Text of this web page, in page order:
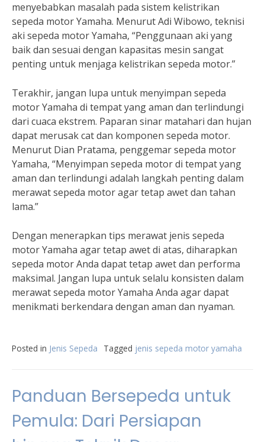
menyebabkan masalah pada sistem kelistrikan
sepeda motor Yamaha. Menurut Adi Wibowo, teknisi
aki sepeda motor Yamaha, “Penggunaan aki yang
baik dan sesuai dengan kapasitas mesin sangat
penting untuk menjaga kelistrikan sepeda motor.”
Terakhir, jangan lupa untuk menyimpan sepeda
motor Yamaha di tempat yang aman dan terlindungi
dari cuaca ekstrem. Paparan sinar matahari dan hujan
dapat merusak cat dan komponen sepeda motor.
Menurut Dian Pratama, penggemar sepeda motor
Yamaha, “Menyimpan sepeda motor di tempat yang
aman dan terlindungi adalah langkah penting dalam
merawat sepeda motor agar tetap awet dan tahan
lama.”
Dengan menerapkan tips merawat jenis sepeda
motor Yamaha agar tetap awet di atas, diharapkan
sepeda motor Anda dapat tetap awet dan performa
maksimal. Jangan lupa untuk selalu konsisten dalam
merawat sepeda motor Yamaha Anda agar dapat
menikmati berkendara dengan aman dan nyaman.
Posted in Jenis Sepeda Tagged jenis sepeda motor yamaha
Panduan Bersepeda untuk
Pemula: Dari Persiapan